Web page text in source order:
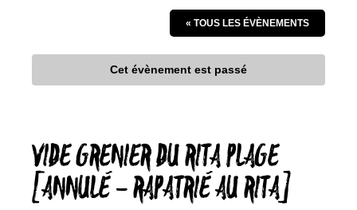
« TOUS LES ÉVÈNEMENTS
Cet évènement est passé
VIDE GRENIER DU RITA PLAGE
[ANNULÉ – RAPATRIÉ AU RITA]